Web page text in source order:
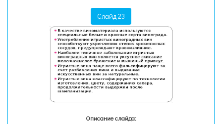
Слайд 23
Описание слайда: